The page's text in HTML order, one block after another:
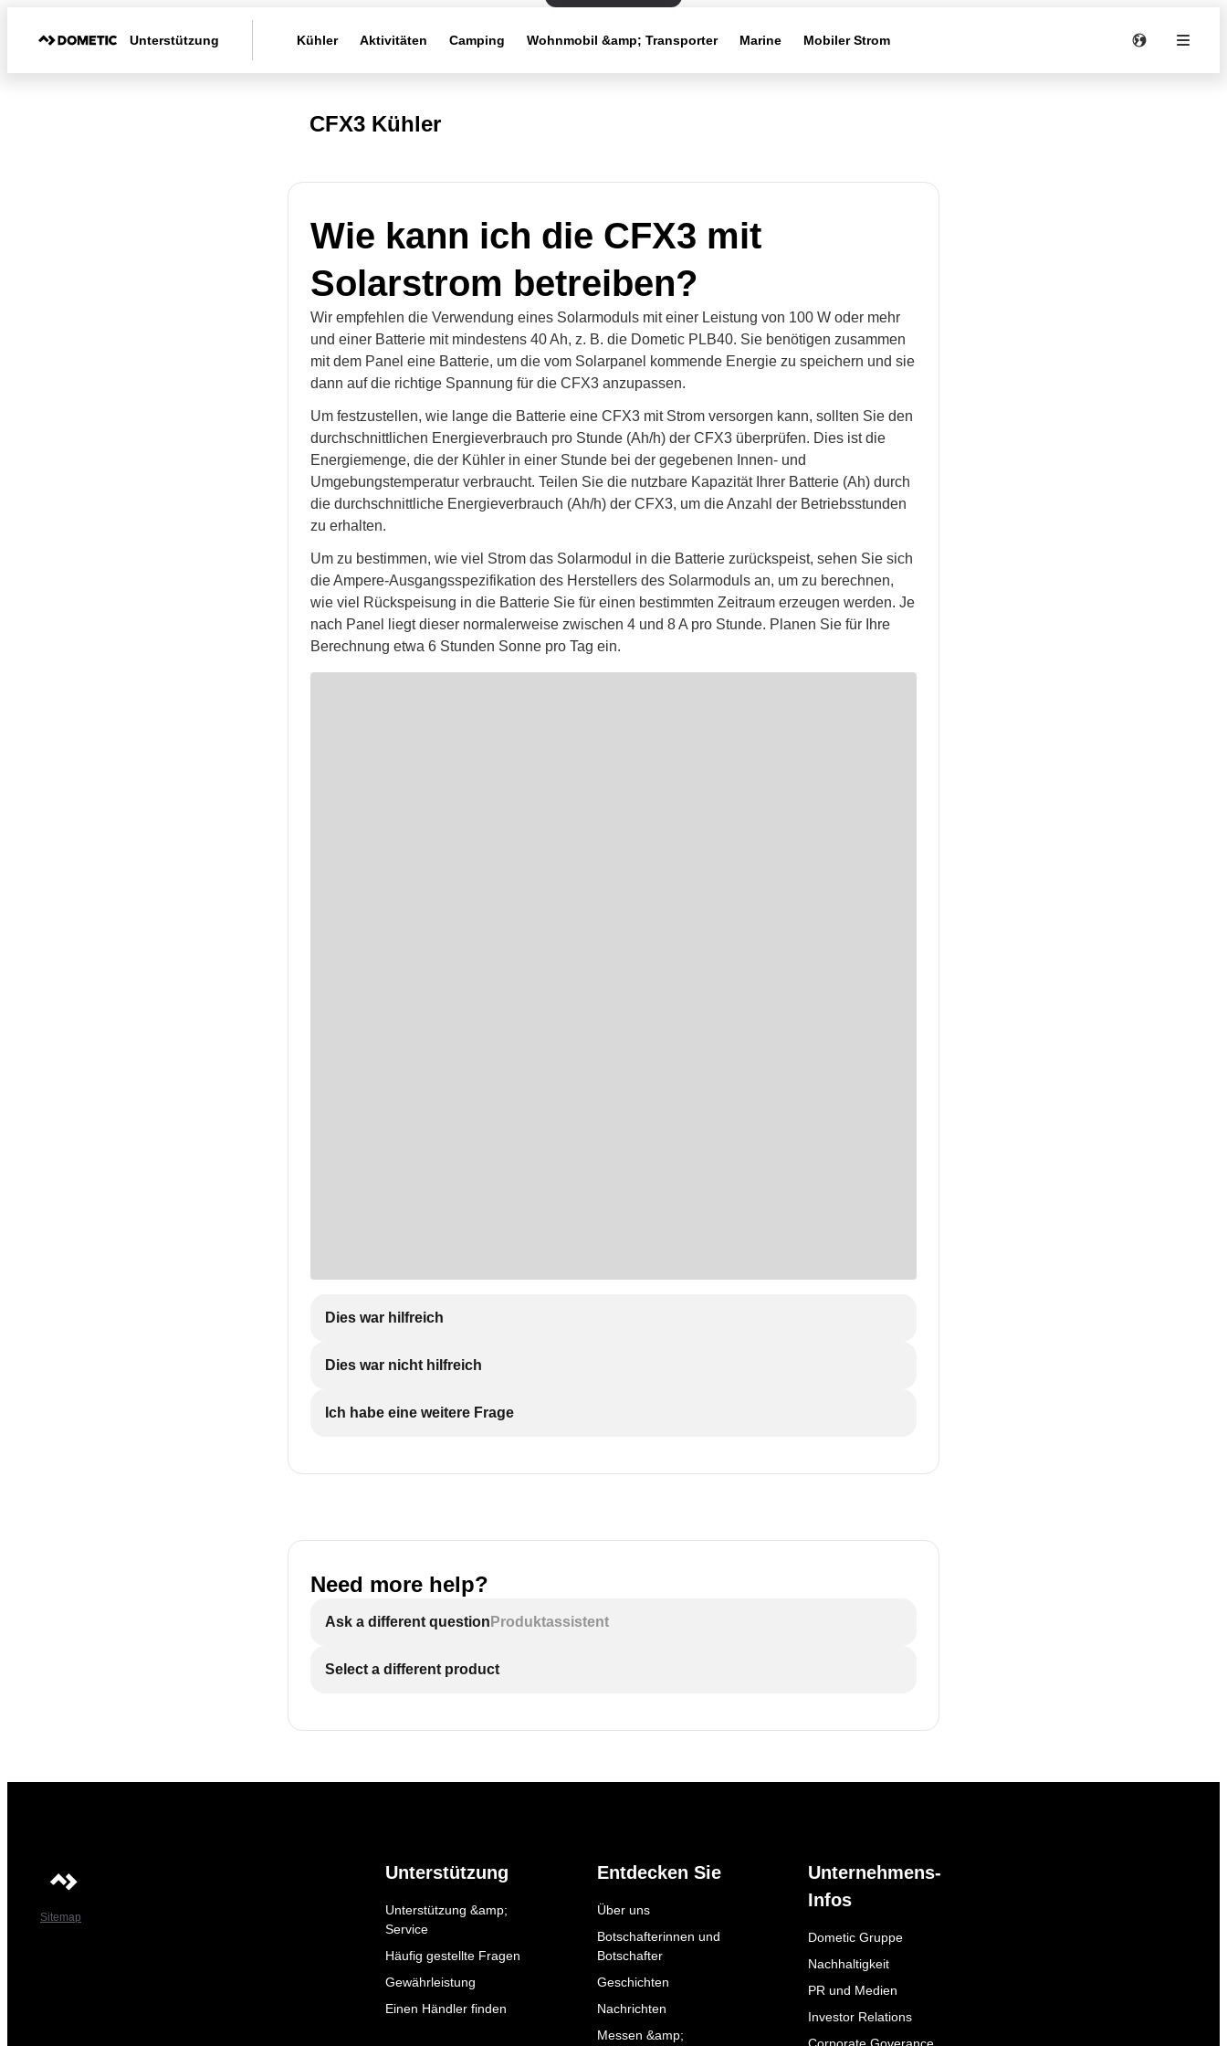
Unterstützung Kühler Aktivitäten Camping Wohnmobil &amp; Transporter Marine Mobiler Strom
CFX3 Kühler
Wie kann ich die CFX3 mit
Solarstrom betreiben?
Wir empfehlen die Verwendung eines Solarmoduls mit einer Leistung von 100 W oder mehr
und einer Batterie mit mindestens 40 Ah, z. B. die Dometic PLB40. Sie benötigen zusammen
mit dem Panel eine Batterie, um die vom Solarpanel kommende Energie zu speichern und sie
dann auf die richtige Spannung für die CFX3 anzupassen.
Um festzustellen, wie lange die Batterie eine CFX3 mit Strom versorgen kann, sollten Sie den
durchschnittlichen Energieverbrauch pro Stunde (Ah/h) der CFX3 überprüfen. Dies ist die
Energiemenge, die der Kühler in einer Stunde bei der gegebenen Innen- und
Umgebungstemperatur verbraucht. Teilen Sie die nutzbare Kapazität Ihrer Batterie (Ah) durch
die durchschnittliche Energieverbrauch (Ah/h) der CFX3, um die Anzahl der Betriebsstunden
zu erhalten.
Um zu bestimmen, wie viel Strom das Solarmodul in die Batterie zurückspeist, sehen Sie sich
die Ampere-Ausgangsspezifikation des Herstellers des Solarmoduls an, um zu berechnen,
wie viel Rückspeisung in die Batterie Sie für einen bestimmten Zeitraum erzeugen werden. Je
nach Panel liegt dieser normalerweise zwischen 4 und 8 A pro Stunde. Planen Sie für Ihre
Berechnung etwa 6 Stunden Sonne pro Tag ein.
Dies war hilfreich
Dies war nicht hilfreich
Ich habe eine weitere Frage
Need more help?
Ask a different question Produktassistent
Select a different product
Sitemap
Unterstützung
Unterstützung &amp;
Service
Häufig gestellte Fragen
Gewährleistung
Einen Händler finden
Entdecken Sie
Über uns
Botschafterinnen und
Botschafter
Geschichten
Nachrichten
Messen &amp;
Unternehmens-
Infos
Dometic Gruppe
Nachhaltigkeit
PR und Medien
Investor Relations